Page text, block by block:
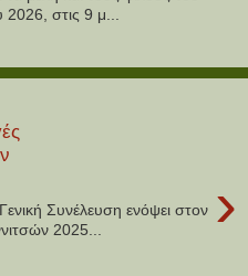
2026, στις 9 μ...
›
Συνέλευση ενόψει στον
2025...